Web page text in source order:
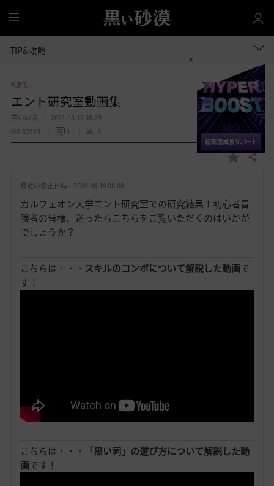
全
体
TIP&攻略
#強化
エント研究室動画集
黒い砂漠
2021.05.12 08:29
32323
1 8
お
入
り
共有する
最近の修正日時 : 2024.06.19 08:08
カルフェオン大学エント研究室での研究結果！初心者冒
険者の皆様、迷ったらこちらをご覧いただくのはいかが
でしょうか？
こちらは・・・ スキルのコンボについて解説した動画で
す！
こちらは・・・
「黒い祠」の遊び方について解説した動
画です！